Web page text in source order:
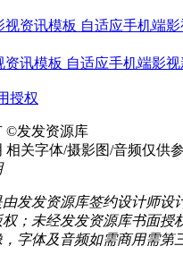
资讯模板 自适应手机端影
授权
©发发资源库
相关字体/摄影图/音频仅供
发发资源库签约设计师设
；未经发发资源库书面授
，字体及音频如需商用需第